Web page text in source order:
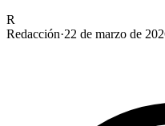
R
Redacción·22 de marzo de